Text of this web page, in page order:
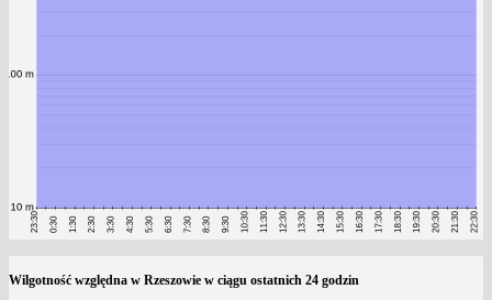
Wilgotność względna w Rzeszowie w ciągu ostatnich 24 godzin